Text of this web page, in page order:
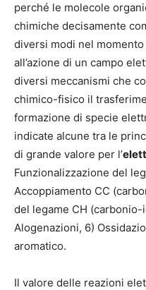
perché le molecole
chimiche decisamente
diversi modi nel
all’azione di un campo
diversi meccanismi che
chimico-fisico il
formazione di specie
indicate alcune tra le
di grande valore per l’
Funzionalizzazione del
Accoppiamento CC
del legame CH
Alogenazioni, 6)
aromatico.
Il valore delle reazioni